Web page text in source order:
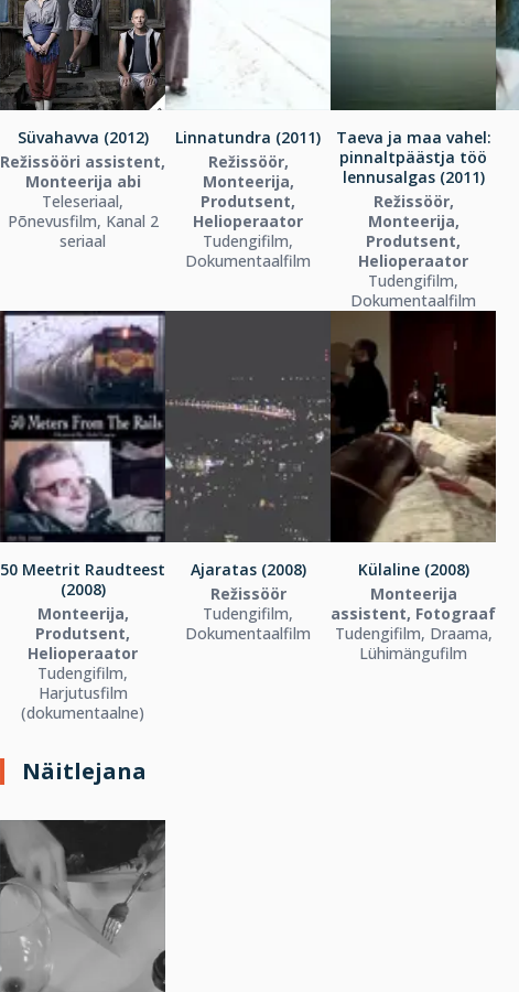
Süvahavva (2012)
Režissööri assistent,
Monteerija abi
Teleseriaal,
Põnevusfilm, Kanal 2
seriaal
Linnatundra (2011)
Režissöör,
Monteerija,
Produtsent,
Helioperaator
Tudengifilm,
Dokumentaalfilm
Taeva ja maa vahel:
pinnaltpäästja töö
lennusalgas (2011)
Režissöör,
Monteerija,
Produtsent,
Helioperaator
Tudengifilm,
Dokumentaalfilm
50 Meetrit Raudteest
(2008)
Monteerija,
Produtsent,
Helioperaator
Tudengifilm,
Harjutusfilm
(dokumentaalne)
Ajaratas (2008)
Režissöör
Tudengifilm,
Dokumentaalfilm
Külaline (2008)
Monteerija
assistent, Fotograaf
Tudengifilm, Draama,
Lühimängufilm
Näitlejana